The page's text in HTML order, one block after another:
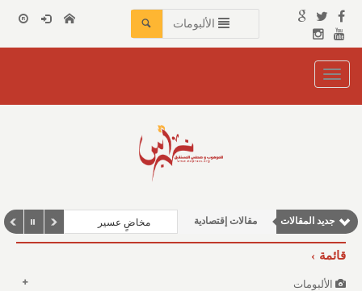
الألبومات
Toggle
navigation
جديد المقالات مقالات إقتصادية
مقالات علمية
مخاضٍ عسير
قائمة
الألبومات